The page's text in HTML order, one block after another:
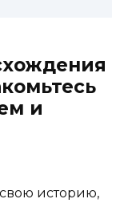
и
историю,